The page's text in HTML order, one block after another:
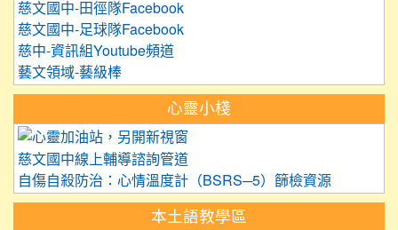
慈文國中-田徑隊Facebook
慈文國中-足球隊Facebook
慈中-資訊組Youtube頻道
藝文領域-藝級棒
心靈小棧
慈文國中線上輔導諮詢管道
自傷自殺防治：心情溫度計（BSRS─5）篩檢資源
本土語教學區